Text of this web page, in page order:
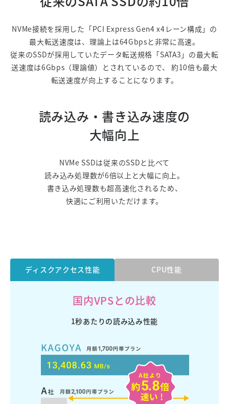
NVMe接続を採用した「PCI Express Gen4 x4レーン構成」の
最大転送速度は、理論上は64Gbpsと非常に高速。
従来のSSDが採用していたデータ転送規格「SATA3」の最大転
送速度は6Gbps（理論値）とされているので、 約10倍も最大
転送速度が向上することになります。
読み込み・書き込み速度の
大幅向上
NVMe SSDは従来のSSDと比べて
読み込み処理数が6倍以上と大幅に向上。
書き込み処理数も超高速化されるため、
快適にご利用いただけます。
ディスクアクセス性能 CPU性能
国内VPSとの比較
1秒あたりの読み込み性能